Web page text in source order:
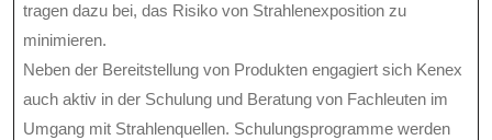
tragen dazu bei, das Risiko von Strahlenexposition zu
minimieren.
Neben der Bereitstellung von Produkten engagiert sich Kenex
auch aktiv in der Schulung und Beratung von Fachleuten im
Umgang mit Strahlenquellen. Schulungsprogramme werden